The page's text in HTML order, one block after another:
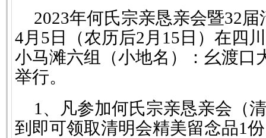
2023年何氏宗亲恳亲会暨32
4月5日（农历后2月15日）在四
小马滩六组（小地名）：幺渡口
举行。
1、凡参加何氏宗亲恳亲会（
到即可领取清明会精美留念品1